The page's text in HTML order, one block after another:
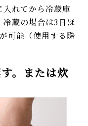
れてから冷蔵庫
蔵の場合は3日ほ
可能（使用する際
。または炊